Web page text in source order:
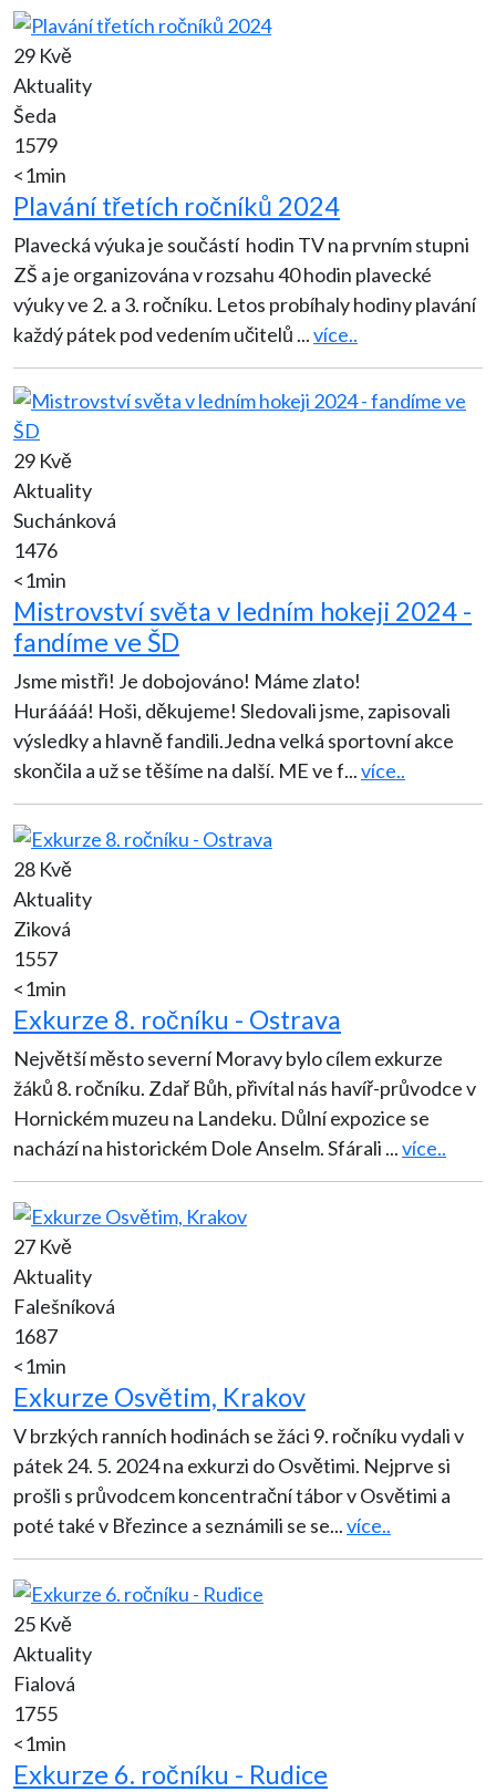
29 Kvě
Aktuality
Šeda
1579
<1min
Plavání třetích ročníků 2024
Plavecká výuka je součástí hodin TV na prvním stupni
ZŠ a je organizována v rozsahu 40 hodin plavecké
výuky ve 2. a 3. ročníku. Letos probíhaly hodiny plavání
každý pátek pod vedením učitelů ...více..
29 Kvě
Aktuality
Suchánková
1476
<1min
Mistrovství světa v ledním hokeji 2024 -
fandíme ve ŠD
Jsme mistři! Je dobojováno! Máme zlato!
Huráááá! Hoši, děkujeme! Sledovali jsme, zapisovali
výsledky a hlavně fandili.Jedna velká sportovní akce
skončila a už se těšíme na další. ME ve f...více..
28 Kvě
Aktuality
Ziková
1557
<1min
Exkurze 8. ročníku - Ostrava
Největší město severní Moravy bylo cílem exkurze
žáků 8. ročníku. Zdař Bůh, přivítal nás havíř-průvodce v
Hornickém muzeu na Landeku. Důlní expozice se
nachází na historickém Dole Anselm. Sfárali ...více..
27 Kvě
Aktuality
Falešníková
1687
<1min
Exkurze Osvětim, Krakov
V brzkých ranních hodinách se žáci 9. ročníku vydali v
pátek 24. 5. 2024 na exkurzi do Osvětimi. Nejprve si
prošli s průvodcem koncentrační tábor v Osvětimi a
poté také v Březince a seznámili se se...více..
25 Kvě
Aktuality
Fialová
1755
<1min
Exkurze 6. ročníku - Rudice